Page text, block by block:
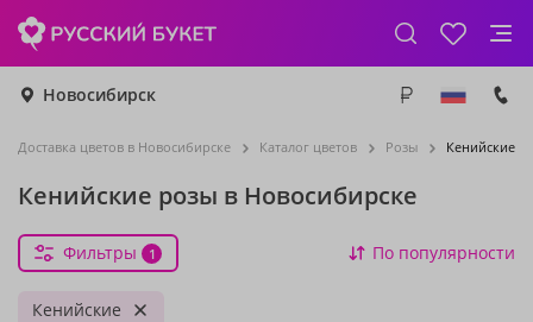
Новосибирск
Доставка цветов в Новосибирске Каталог цветов Розы Кенийские
Кенийские розы в Новосибирске
Фильтры 1 По популярности
Кенийские